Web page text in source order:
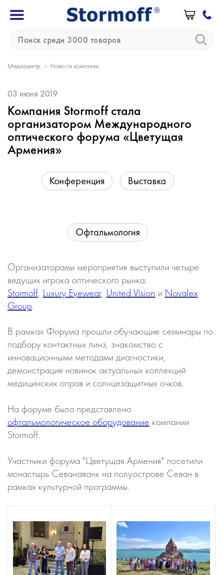
Медиацентр » Новости компании
03 июня 2019
Компания Stormoff стала
организатором Международного
оптического форума «Цветущая
Армения»
Конференция Выставка
Офтальмология
Организаторами мероприятия выступили четыре
ведущих игрока оптического рынка:
Stormoff, Luxury Eyewear, United Vision и Novalex
Group.
В рамках Форума прошли обучающие семинары по
подбору контактных линз, знакомство с
инновационными методами диагностики,
демонстрация новинок актуальных коллекций
медицинских оправ и солнцезащитных очков.
На форуме было представлено
офтальмологическое оборудование компании
Stormoff.
Участники форума "Цветущая Армения" посетили
монастырь Севанаванк на полуострове Севан в
рамках культурной программы.